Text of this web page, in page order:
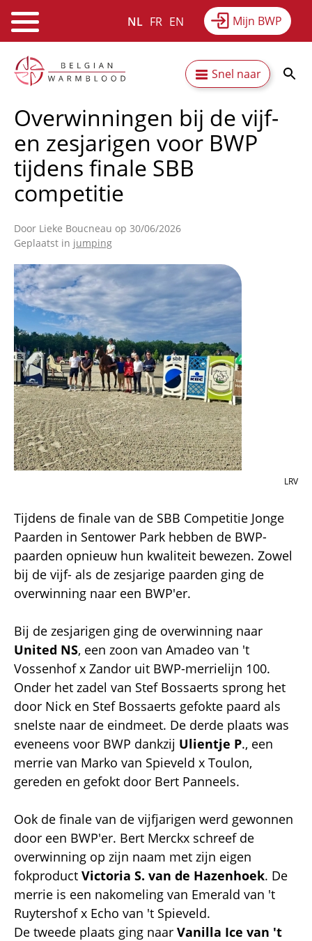
Overslaan
inhoud
gaan
Mijn BWP
NL FR EN
Secundaire
navigatie
Webshop Nieuws
Snel naar
Overwinningen bij de vijf-
en zesjarigen voor BWP
tijdens finale SBB
competitie
Door Lieke Boucneau op 30/06/2026
Geplaatst in jumping
Afbeelding
LRV
Tijdens de finale van de SBB Competitie Jonge
Paarden in Sentower Park hebben de BWP-
paarden opnieuw hun kwaliteit bewezen. Zowel
bij de vijf- als de zesjarige paarden ging de
overwinning naar een BWP'er.
Bij de zesjarigen ging de overwinning naar
United NS, een zoon van Amadeo van 't
Vossenhof x Zandor uit BWP-merrielijn 100.
Onder het zadel van Stef Bossaerts sprong het
door Nick en Stef Bossaerts gefokte paard als
snelste naar de eindmeet. De derde plaats was
eveneens voor BWP dankzij Ulientje P., een
merrie van Marko van Spieveld x Toulon,
gereden en gefokt door Bert Panneels.
Ook de finale van de vijfjarigen werd gewonnen
door een BWP'er. Bert Merckx schreef de
overwinning op zijn naam met zijn eigen
fokproduct Victoria S. van de Hazenhoek. De
merrie is een nakomeling van Emerald van 't
Ruytershof x Echo van 't Spieveld.
De tweede plaats ging naar Vanilla Ice van 't